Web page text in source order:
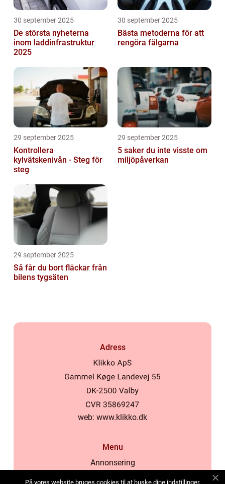
30 september 2025
De största nyheterna
inom laddinfrastruktur
2025
30 september 2025
Bästa metoderna för att
rengöra fälgarna
29 september 2025
Kontrollera
kylvätskenivån - Steg för
steg
29 september 2025
5 saker du inte visste om
miljöpåverkan
29 september 2025
Så får du bort fläckar från
bilens tygsäten
Adress
web: www.klikko.dk
Menu
Annonsering
På vores website bruges cookies til at huske dine indstillinger,